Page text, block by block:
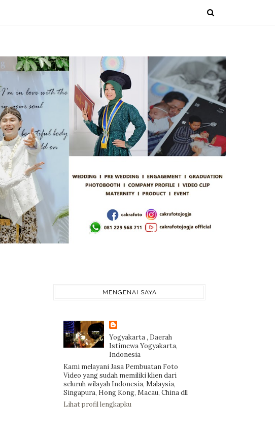
MENGENAI SAYA
Yogyakarta , Daerah
Istimewa Yogyakarta,
Indonesia
Kami melayani Jasa Pembuatan Foto
Video yang sudah memiliki klien dari
seluruh wilayah Indonesia, Malaysia,
Singapura, Hong Kong, Macau, China dll
Lihat profil lengkapku